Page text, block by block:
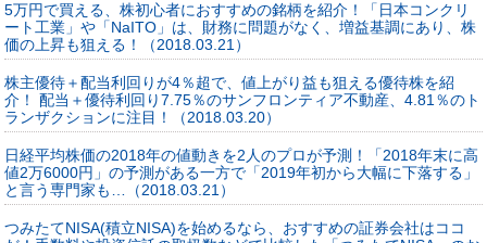
5万円で買える、株初心者におすすめの銘柄を紹介！「日本コンクリ
ート工業」や「NaITO」は、財務に問題がなく、増益基調にあり、株
価の上昇も狙える！（2018.03.21）
株主優待＋配当利回りが4％超で、値上がり益も狙える優待株を紹
介！ 配当＋優待利回り7.75％のサンフロンティア不動産、4.81％のト
ランザクションに注目！（2018.03.20）
日経平均株価の2018年の値動きを2人のプロが予測！「2018年末に高
値2万6000円」の予測がある一方で「2019年初から大幅に下落する」
と言う専門家も…（2018.03.21）
つみたてNISA(積立NISA)を始めるなら、おすすめの証券会社はココ